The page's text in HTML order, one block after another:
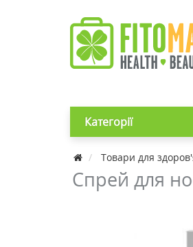
Категорії
Товари для
Спрей для